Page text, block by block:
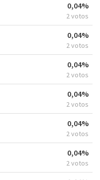
0,04%
2 votos
0,04%
2 votos
0,04%
2 votos
0,04%
2 votos
0,04%
2 votos
0,04%
2 votos